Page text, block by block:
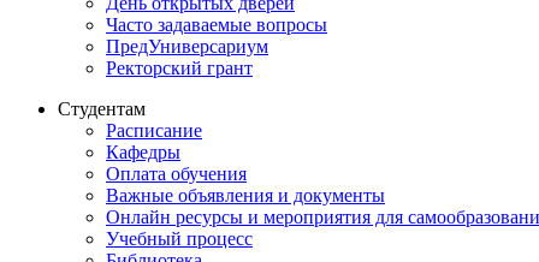
Часто задаваемые вопросы
ПредУниверсариум
Ректорский грант
Студентам
Расписание
Кафедры
Оплата обучения
Важные объявления и документы
Онлайн ресурсы и мероприятия для
Учебный процесс